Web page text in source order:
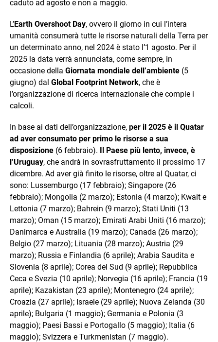
caduto ad agosto e non a maggio.
L’Earth Overshoot Day, ovvero il giorno in cui l’intera
umanità consumerà tutte le risorse naturali della Terra per
un determinato anno, nel 2024 è stato l’1 agosto. Per il
2025 la data verrà annunciata, come sempre, in
occasione della Giornata mondiale dell’ambiente (5
giugno) dal Global Footprint Network, che è
l’organizzazione di ricerca internazionale che compie i
calcoli.
In base ai dati dell’organizzazione, per il 2025 è il Quatar
ad aver consumato per primo le risorse a sua
disposizione (6 febbraio). Il Paese più lento, invece, è
l’Uruguay, che andrà in sovrasfruttamento il prossimo 17
dicembre. Ad aver già finito le risorse, oltre al Quatar, ci
sono: Lussemburgo (17 febbraio); Singapore (26
febbraio); Mongolia (2 marzo); Estonia (4 marzo); Kwait e
Lettonia (7 marzo); Bahrein (9 marzo); Stati Uniti (13
marzo); Oman (15 marzo); Emirati Arabi Uniti (16 marzo);
Danimarca e Australia (19 marzo); Canada (26 marzo);
Belgio (27 marzo); Lituania (28 marzo); Austria (29
marzo); Russia e Finlandia (6 aprile); Arabia Saudita e
Slovenia (8 aprile); Corea del Sud (9 aprile); Repubblica
Ceca e Svezia (10 aprile); Norvegia (16 aprile); Francia (19
aprile); Kazakistan (23 aprile); Montenegro (24 aprile);
Croazia (27 aprile); Israele (29 aprile); Nuova Zelanda (30
aprile); Bulgaria (1 maggio); Germania e Polonia (3
maggio); Paesi Bassi e Portogallo (5 maggio); Italia (6
maggio); Svizzera e Turkmenistan (7 maggio).